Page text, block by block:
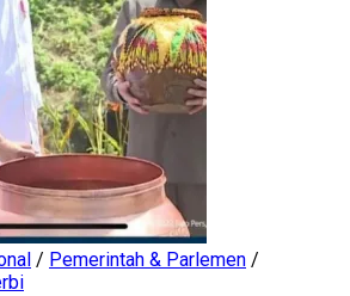
/ Pemerintah & Parlemen /